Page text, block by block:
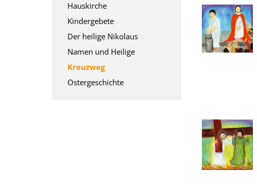
Hauskirche
Kindergebete
Der heilige Nikolaus
Namen und Heilige
Kreuzweg
Ostergeschichte